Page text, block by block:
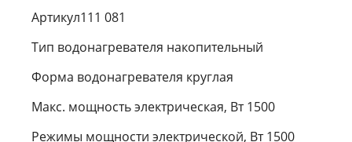
Артикул111 081
Тип водонагревателя накопительный
Форма водонагревателя круглая
Макс. мощность электрическая, Вт 1500
Режимы мощности электрической, Вт 1500